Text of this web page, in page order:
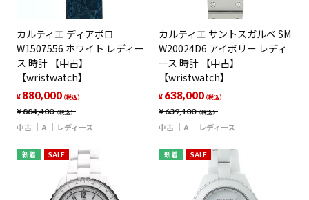
カルティエ ディアボロ
W1507556 ホワイト レディー
ス 時計 【中古】
【wristwatch】
¥884,400（税込）
¥ 880,000（税込）
中古 A レディース
カルティエ サントスガルベ SM
W20024D6 アイボリー レディ
ース 時計 【中古】
【wristwatch】
¥639,100（税込）
¥ 638,000（税込）
中古 A レディース
新着 SALE 新着 SALE